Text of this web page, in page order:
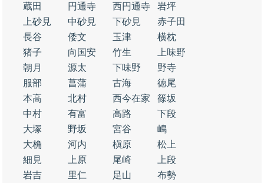
蔵田
円通寺 西円通寺
岩坪
上砂見
中砂見 下砂見
赤子田
長谷
倭文 玉津
横枕
猪子
向国安 竹生
上味野
朝月
源太 下味野
野寺
服部
菖蒲 古海
徳尾
本高
北村 西今在家
篠坂
中村
有富 高路
下段
大塚
野坂 宮谷
嶋
大桷
河内 槇原
松上
細見
上原 尾崎
上段
岩吉
里仁 足山
布勢